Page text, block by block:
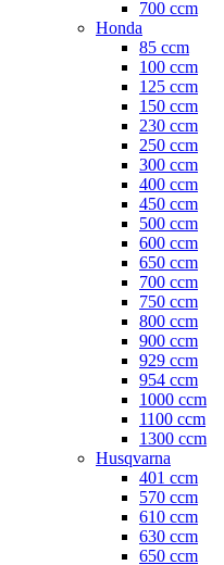
700 ccm
Honda
85 ccm
100 ccm
125 ccm
150 ccm
230 ccm
250 ccm
300 ccm
400 ccm
450 ccm
500 ccm
600 ccm
650 ccm
700 ccm
750 ccm
800 ccm
900 ccm
929 ccm
954 ccm
1000 ccm
1100 ccm
1300 ccm
Husqvarna
401 ccm
570 ccm
610 ccm
630 ccm
650 ccm